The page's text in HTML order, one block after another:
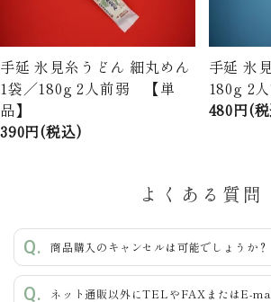
手延 氷見糸うどん 細丸めん
1袋／180g 2人前弱 【単
品】
390円(税込)
手延 氷
180g 2
480円(
よくある質問
商品購入のキャンセルは可能でしょうか？
ネット通販以外にTELやFAXまたはE-